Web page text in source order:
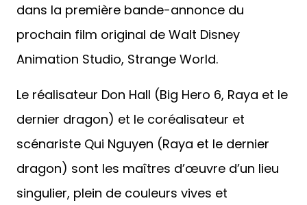
dans la première bande-annonce du
prochain film original de Walt Disney
Animation Studio, Strange World.
Le réalisateur Don Hall (Big Hero 6, Raya et le
dernier dragon) et le coréalisateur et
scénariste Qui Nguyen (Raya et le dernier
dragon) sont les maîtres d’œuvre d’un lieu
singulier, plein de couleurs vives et